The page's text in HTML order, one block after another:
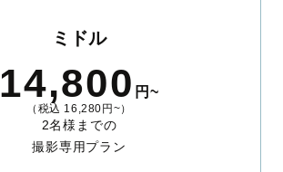
ミドル
14,800 円~
（税込 16,280円~）
2名様までの
撮影専用プラン